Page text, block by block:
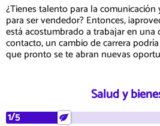
¿Tienes talento para la
para ser vendedor? Entonces,
está acostumbrado a trabajar en una
contacto, un cambio de carrera
que pronto se te abran nuevas
Salud y
1/5